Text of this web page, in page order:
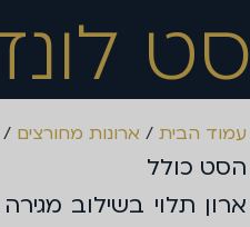
סט
עמוד הבית / ארונות מחורצים /
הסט כולל
ארון תלוי בשילוב